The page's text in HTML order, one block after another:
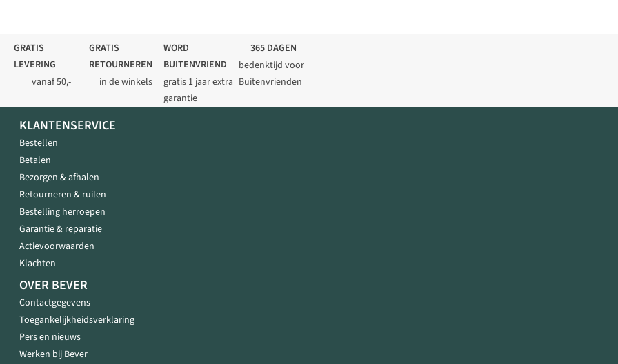
GRATIS
LEVERING
vanaf 50,-
GRATIS
RETOURNEREN
in de winkels
WORD
BUITENVRIEND
gratis 1 jaar extra
garantie
365 DAGEN
bedenktijd voor
Buitenvrienden
KLANTENSERVICE
Bestellen
Betalen
Bezorgen & afhalen
Retourneren & ruilen
Bestelling herroepen
Garantie & reparatie
Actievoorwaarden
Klachten
OVER BEVER
Contactgegevens
Toegankelijkheidsverklaring
Pers en nieuws
Werken bij Bever